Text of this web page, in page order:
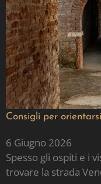
Consigli per
6 Giugno 2026
Spesso gli ospiti e i
trovare la strada